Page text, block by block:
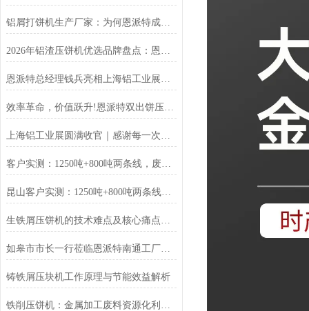
铝屑打饼机生产厂家：为何恩派特成为行业优选？
2026年铝渣压饼机优选品牌盘点：恩派特凭何稳居行业技术第一梯队？
恩派特总经理钱兵亮相上海铝工业展：为铝回收行业贡献“恩派特方案”
效率革命，价值跃升!恩派特双出饼压饼机全新升级，重塑金属回收
上海铝工业展圆满收官｜感谢每一次相遇，我们明年再见！
客户实测：1250吨+800吨两条线，废料回收从成本中心变利润来源
昆山客户实测：1250吨+800吨两条线，废料回收从成本中心变利润来源
生铁屑压饼机的技术难点及核心痛点解析
如皋市市长一行莅临恩派特南通工厂调研指导
铸铁屑压块机工作原理与节能效益解析
铁削压饼机：金属加工废料资源化利用的关键装备